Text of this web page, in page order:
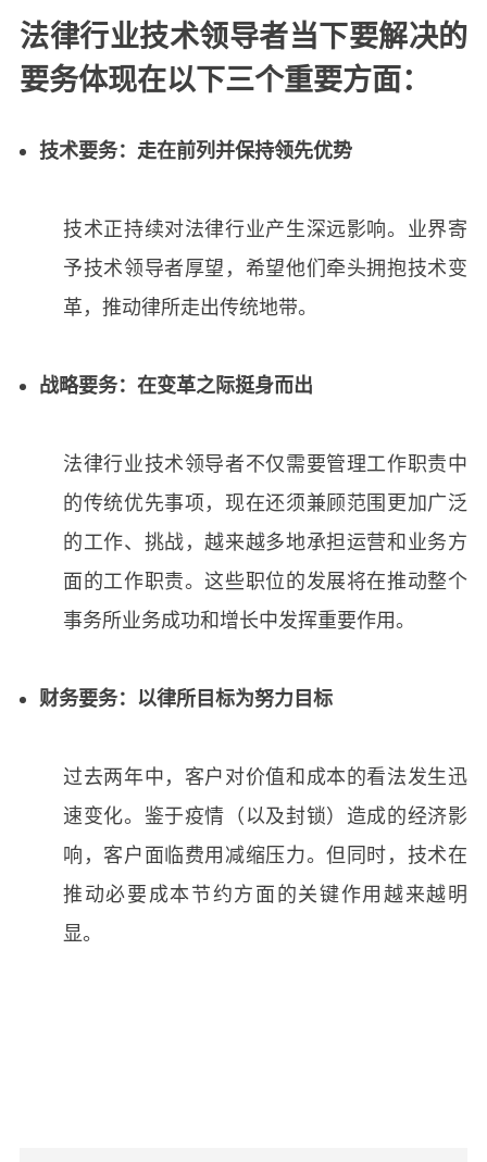
法律行业技术领导者当下要解决的
要务体现在以下三个重要方面：
技术要务：走在前列并保持领先优势
技术正持续对法律行业产生深远影响。业界寄
予技术领导者厚望，希望他们牵头拥抱技术变
革，推动律所走出传统地带。
战略要务：在变革之际挺身而出
法律行业技术领导者不仅需要管理工作职责中
的传统优先事项，现在还须兼顾范围更加广泛
的工作、挑战，越来越多地承担运营和业务方
面的工作职责。这些职位的发展将在推动整个
事务所业务成功和增长中发挥重要作用。
财务要务：以律所目标为努力目标
过去两年中，客户对价值和成本的看法发生迅
速变化。鉴于疫情（以及封锁）造成的经济影
响，客户面临费用减缩压力。但同时，技术在
推动必要成本节约方面的关键作用越来越明
显。